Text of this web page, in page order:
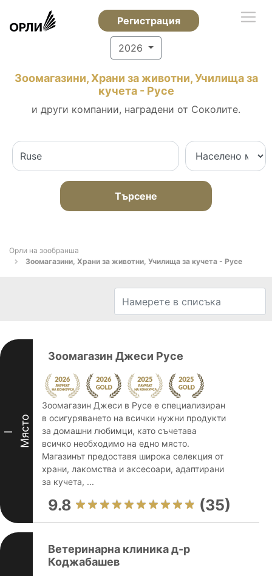
Регистрация
2026
Зоомагазини, Храни за животни, Училища за
кучета - Русе
и други компании, наградени от Соколите.
Търсене
Орли на зообранша
Зоомагазини, Храни за животни, Училища за кучета - Русе
I Място
Зоомагазин Джеси Русе
Зоомагазин Джеси в Русе е специализиран
в осигуряването на всички нужни продукти
за домашни любимци, като съчетава
всичко необходимо на едно място.
Магазинът предоставя широка селекция от
храни, лакомства и аксесоари, адаптирани
за кучета, ...
9.8 (35)
Ветеринарна клиника д-р
Коджабашев